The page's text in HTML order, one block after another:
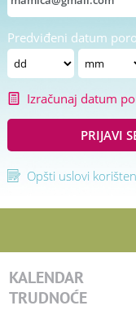
Predviđeni datum
Izračunaj datum
PRIJAVI
Opšti uslovi
KALENDAR
TRUDNOĆE